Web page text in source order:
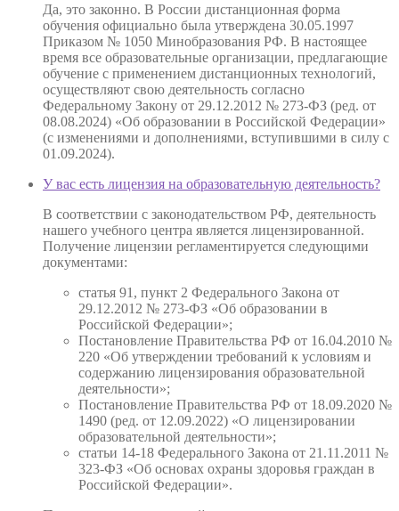
Да, это законно. В России дистанционная форма
обучения официально была утверждена 30.05.1997
Приказом № 1050 Минобразования РФ. В настоящее
время все образовательные организации, предлагающие
обучение с применением дистанционных технологий,
осуществляют свою деятельность согласно
Федеральному Закону от 29.12.2012 № 273-ФЗ (ред. от
08.08.2024) «Об образовании в Российской Федерации»
(с изменениями и дополнениями, вступившими в силу с
01.09.2024).
У вас есть лицензия на образовательную деятельность?
В соответствии с законодательством РФ, деятельность
нашего учебного центра является лицензированной.
Получение лицензии регламентируется следующими
документами:
статья 91, пункт 2 Федерального Закона от
29.12.2012 № 273-ФЗ «Об образовании в
Российской Федерации»;
Постановление Правительства РФ от 16.04.2010 №
220 «Об утверждении требований к условиям и
содержанию лицензирования образовательной
деятельности»;
Постановление Правительства РФ от 18.09.2020 №
1490 (ред. от 12.09.2022) «О лицензировании
образовательной деятельности»;
статьи 14-18 Федерального Закона от 21.11.2011 №
323-ФЗ «Об основах охраны здоровья граждан в
Российской Федерации».